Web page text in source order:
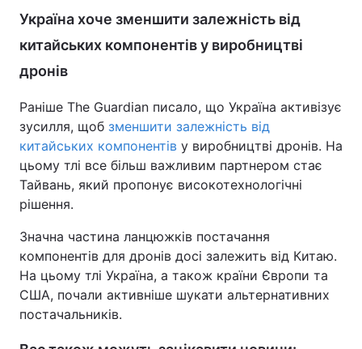
Україна хоче зменшити залежність від
китайських компонентів у виробництві
дронів
Раніше The Guardian писало, що Україна активізує
зусилля, щоб зменшити залежність від
китайських компонентів у виробництві дронів. На
цьому тлі все більш важливим партнером стає
Тайвань, який пропонує високотехнологічні
рішення.
Значна частина ланцюжків постачання
компонентів для дронів досі залежить від Китаю.
На цьому тлі Україна, а також країни Європи та
США, почали активніше шукати альтернативних
постачальників.